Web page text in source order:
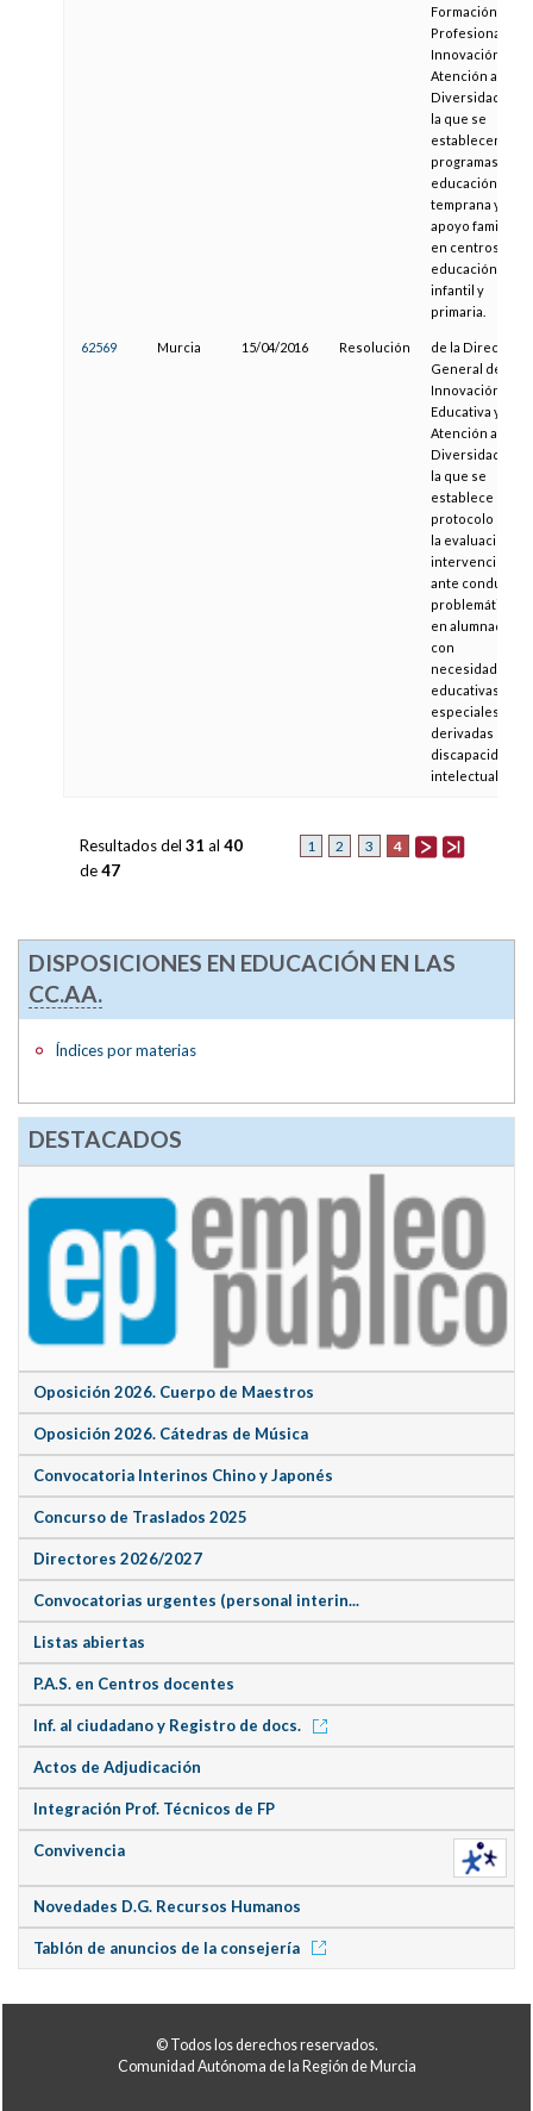
Formación
Profesional,
Innovación y
Atención a la
Diversidad por
la que se
establecen los
programas de
educación
temprana y
apoyo familiar
en centros de
educación
infantil y
primaria.
62569 Murcia 15/04/2016 Resolución
de la Dirección
General de
Innovación
Educativa y
Atención a la
Diversidad, por
la que se
establece un
protocolo para
la evaluación e
intervención
ante conductas
problemáticas
en alumnado
con
necesidades
educativas
especiales
derivadas de
discapacidad
intelectual
1 2 3 4
Resultados del 31 al 40
de47
DISPOSICIONES EN EDUCACIÓN EN LAS
CC.AA.
Índices por materias
DESTACADOS
Oposición 2026. Cuerpo de Maestros
Oposición 2026. Cátedras de Música
Convocatoria Interinos Chino y Japonés
Concurso de Traslados 2025
Directores 2026/2027
Convocatorias urgentes (personal interin...
Listas abiertas
P.A.S. en Centros docentes
Inf. al ciudadano y Registro de docs.
Actos de Adjudicación
Integración Prof. Técnicos de FP
Convivencia
Novedades D.G. Recursos Humanos
Tablón de anuncios de la consejería
© Todos los derechos reservados.
Comunidad Autónoma de la Región de Murcia